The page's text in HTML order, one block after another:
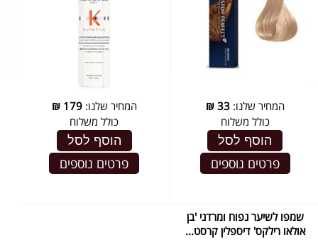
המחיר שלנו:33
₪
כולל משלוח
הוסף לסל
פרטים נוספים
המחיר שלנו:179
₪
כולל משלוח
הוסף לסל
פרטים נוספים
שמפו לשיער נפוח ומרדני 'בן
אולאו רילקס' דיספלין קרסט...